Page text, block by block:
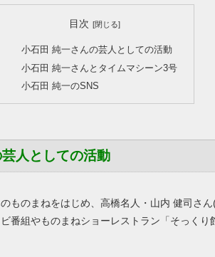
目次
小石田 純一さんの芸人としての活動
小石田 純一さんとタイムマシーン3号
小石田 純一のSNS
人としての活動
ものまねをはじめ、高橋名人・山内 健司さ
番組やものまねショーレストラン「そっくり